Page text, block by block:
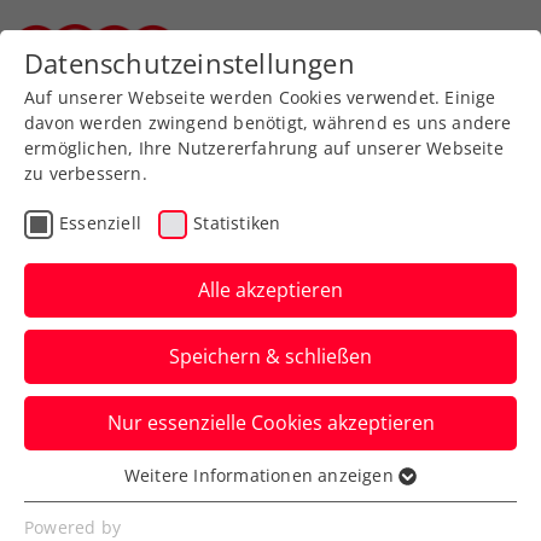
Zurück zur Newsübersicht
Turniere
Erste Bank Open: Sinner
zwingt Medvedev in
Finalthriller in die Knie
Der Südtiroler stoppt den Vorjahressieger
beim ATP-Turnier in Wien nach über
dreistündigem Kampf.
Verfasst von: Presseaussendung / Redaktion, 29.10.2023
Datenschutzeinstellungen
Auf unserer Webseite werden Cookies verwendet. Einige
davon werden zwingend benötigt, während es uns andere
ermöglichen, Ihre Nutzererfahrung auf unserer Webseite
zu verbessern.
Essenziell Statistiken
Alle akzeptieren
Speichern & schließen
Nur essenzielle Cookies akzeptieren
Essenziell
Essenzielle Cookies werden für grundlegende
Weitere Informationen anzeigen
Powered by